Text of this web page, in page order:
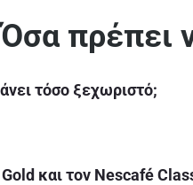
πρέπει
τόσο ξεχωριστό;
και τον Nescafé